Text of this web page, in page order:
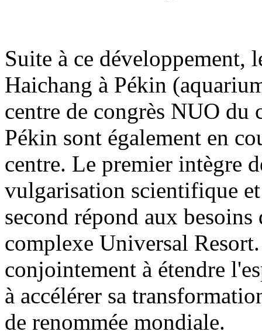
Suite à ce développement,
Haichang à Pékin
centre de congrès NUO du
Pékin sont également en
centre. Le premier intègre
vulgarisation scientifique
second répond aux
complexe Universal
conjointement à étendre
à accélérer sa
de renommée mondiale.